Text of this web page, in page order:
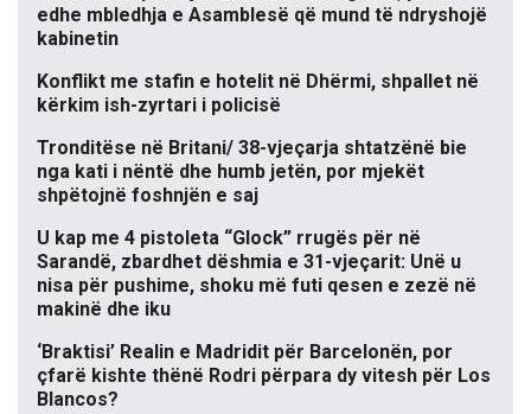
edhe mbledhja e Asamblesë që mund të ndryshojë
kabinetin
Konflikt me stafin e hotelit në Dhërmi, shpallet në
kërkim ish-zyrtari i policisë
Tronditëse në Britani/ 38-vjeçarja shtatzënë bie
nga kati i nëntë dhe humb jetën, por mjekët
shpëtojnë foshnjën e saj
U kap me 4 pistoleta “Glock” rrugës për në
Sarandë, zbardhet dëshmia e 31-vjeçarit: Unë u
nisa për pushime, shoku më futi qesen e zezë në
makinë dhe iku
‘Braktisi’ Realin e Madridit për Barcelonën, por
çfarë kishte thënë Rodri përpara dy vitesh për Los
Blancos?